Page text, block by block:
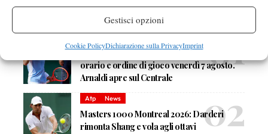
Gestisci opzioni
Cookie PolicyDichiarazione sulla PrivacyImprint
DI TENDENZA
Masters 1000 Montreal 2026: programma,
orario e ordine di gioco venerdì 7 agosto.
Arnaldi apre sul Centrale
Atp News
Masters 1000 Montreal 2026: Darderi
rimonta Shang e vola agli ottavi